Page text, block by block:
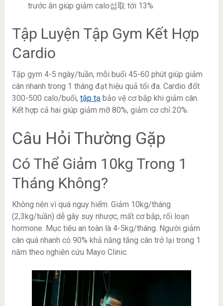
trước ăn giúp giảm calo섭取 tới 13%
Tập Luyện Tập Gym Kết Hợp
Cardio
Tập gym 4-5 ngày/tuần, mỗi buổi 45-60 phút giúp giảm
cân nhanh trong 1 tháng đạt hiệu quả tối đa. Cardio đốt
300-500 calo/buổi, tập tạ bảo vệ cơ bắp khi giảm cân.
Kết hợp cả hai giúp giảm mỡ 80%, giảm cơ chỉ 20%.
Câu Hỏi Thường Gặp
Có Thể Giảm 10kg Trong 1
Tháng Không?
Không nên vì quá nguy hiểm. Giảm 10kg/tháng
(2,3kg/tuần) dễ gây suy nhược, mất cơ bắp, rối loạn
hormone. Mục tiêu an toàn là 4-5kg/tháng. Người giảm
cân quá nhanh có 90% khả năng tăng cân trở lại trong 1
năm theo nghiên cứu Mayo Clinic.